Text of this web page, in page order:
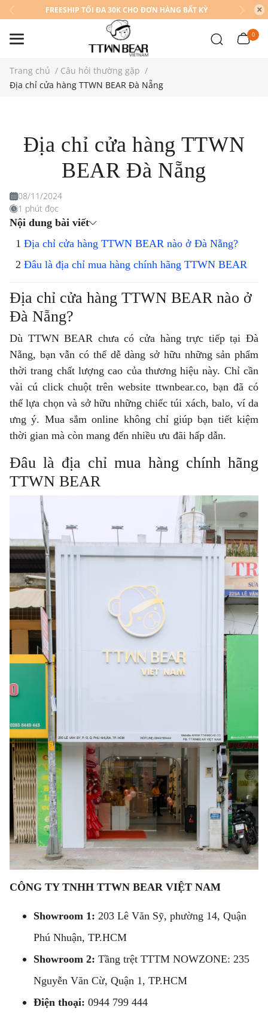
FREESHIP TỐI ĐA 30K CHO ĐƠN HÀNG BẤT KỲ
0
Trang chủ / Câu hỏi thường gặp /
Địa chỉ cửa hàng TTWN BEAR Đà Nẵng
Địa chỉ cửa hàng TTWN
BEAR Đà Nẵng
08/11/2024
1 phút đọc
Nội dung bài viết
Địa chỉ cửa hàng TTWN BEAR nào ở Đà Nẵng?
Đâu là địa chỉ mua hàng chính hãng TTWN BEAR
Địa chỉ cửa hàng TTWN BEAR nào ở
Đà Nẵng?
Dù TTWN BEAR chưa có cửa hàng trực tiếp tại Đà
Nẵng, bạn vẫn có thể dễ dàng sở hữu những sản phẩm
thời trang chất lượng cao của thương hiệu này. Chỉ cần
vài cú click chuột trên website ttwnbear.co, bạn đã có
thể lựa chọn và sở hữu những chiếc túi xách, balo, ví da
ưng ý. Mua sắm online không chỉ giúp bạn tiết kiệm
thời gian mà còn mang đến nhiều ưu đãi hấp dẫn.
Đâu là địa chỉ mua hàng chính hãng
TTWN BEAR
CÔNG TY TNHH TTWN BEAR VIỆT NAM
Showroom 1: 203 Lê Văn Sỹ, phường 14, Quận
Phú Nhuận, TP.HCM
Showroom 2: Tầng trệt TTTM NOWZONE: 235
Nguyễn Văn Cừ, Quận 1, TP.HCM
Điện thoại: 0944 799 444